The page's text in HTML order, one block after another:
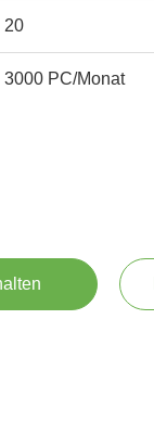
20
3000 PC/Monat